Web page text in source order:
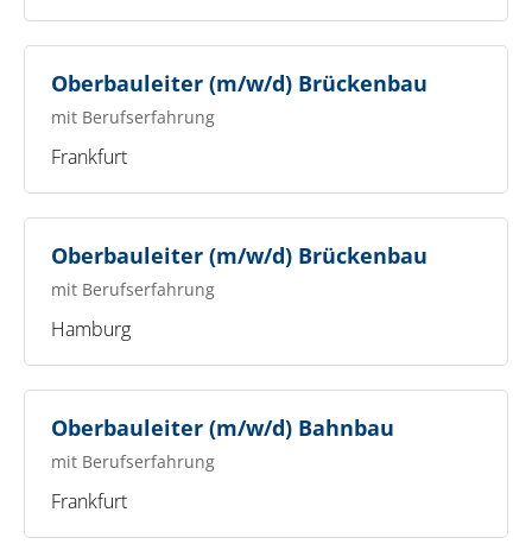
Oberbauleiter (m/w/d) Brückenbau
mit Berufserfahrung
Frankfurt
Oberbauleiter (m/w/d) Brückenbau
mit Berufserfahrung
Hamburg
Oberbauleiter (m/w/d) Bahnbau
mit Berufserfahrung
Frankfurt